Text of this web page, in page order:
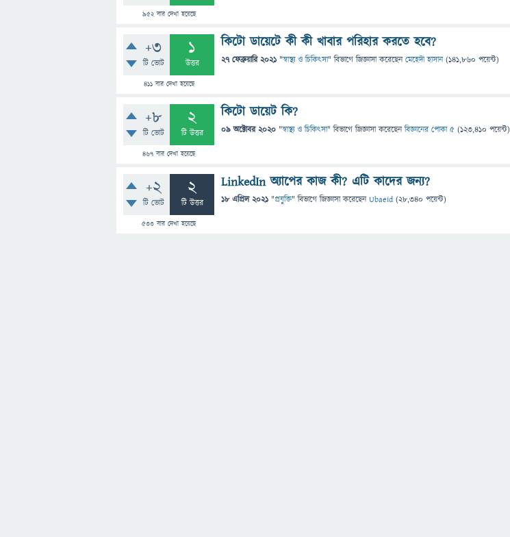
952বার দেখা হয়েছে
+3
টি ভোট
1
উত্তর
411বার দেখা হয়েছে
কিটো ডায়েটে কী কী খাবার পরিহার করতে হবে?
27 ফেব্রুয়ারি 2021 "স্বাস্থ্য ও চিকিৎসা" বিভাগে জিজ্ঞাসাকরেছেনমেহেদী হাসান (141,860 পয়েন্ট)
+8
টি ভোট
2
টি উত্তর
467 বার দেখা হয়েছে
কিটো ডায়েট কি?
09 অক্টোবর 2020 "স্বাস্থ্য ও চিকিৎসা" বিভাগে জিজ্ঞাসাকরেছেনবিজ্ঞানের পোকা ৫ (123,410 পয়েন্ট)
+2
টি ভোট
2
টি উত্তর
533 বার দেখা হয়েছে
LinkedIn অ্যাপের কাজ কী? এটি কাদের জন্য?
18 এপ্রিল 2021 "প্রযুক্তি" বিভাগে জিজ্ঞাসাকরেছেনUbaeid (28,340 পয়েন্ট)